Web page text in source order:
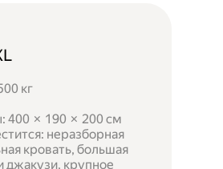
кг
400 × 190 × 200 см
неразборная
кровать, большая
джакузи, крупное